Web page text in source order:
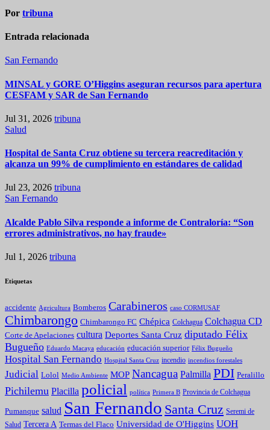
Por tribuna
Entrada relacionada
San Fernando
MINSAL y GORE O’Higgins aseguran recursos para apertura
CESFAM y SAR de San Fernando
Jul 31, 2026 tribuna
Salud
Hospital de Santa Cruz obtiene su tercera reacreditación y
alcanza un 99% de cumplimiento en estándares de calidad
Jul 23, 2026 tribuna
San Fernando
Alcalde Pablo Silva responde a informe de Contraloría: “Son
errores administrativos, no hay fraude»
Jul 1, 2026 tribuna
Etiquetas
accidente Agricultura Bomberos Carabineros caso CORMUSAF
Chimbarongo Chimbarongo FC Chépica Colchagua Colchagua CD
Corte de Apelaciones cultura Deportes Santa Cruz diputado Félix
Bugueño Eduardo Macaya educación educación superior Félix Bugueño
Hospital San Fernando Hospital Santa Cruz incendio incendios forestales
Judicial Lolol Medio Ambiente MOP Nancagua Palmilla PDI Peralillo
Pichilemu Placilla policial política Primera B Provincia de Colchagua
Pumanque salud San Fernando Santa Cruz Seremi de
Salud Tercera A Termas del Flaco Universidad de O'Higgins UOH